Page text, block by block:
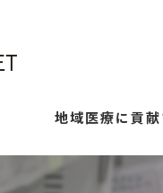
地域医療に貢